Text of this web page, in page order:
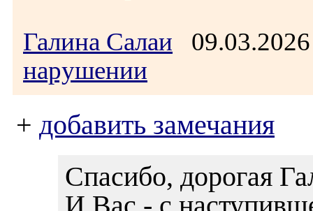
Галина Салаи
нарушении
+ добавить замечания
Спасибо, дорогая